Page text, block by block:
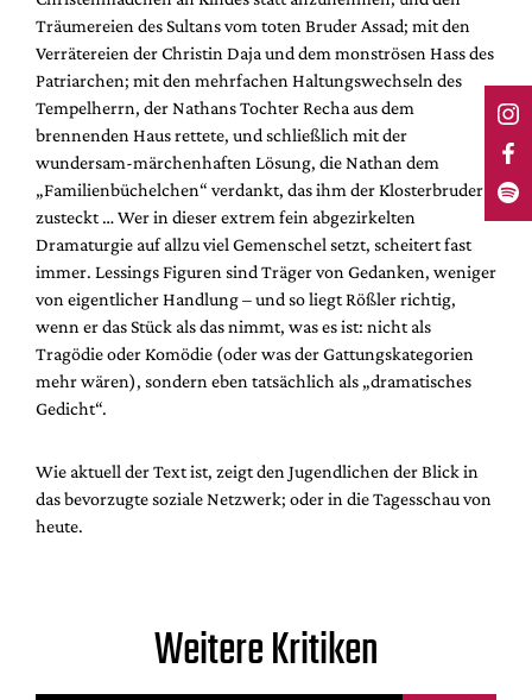
Träumereien des Sultans vom toten Bruder Assad; mit den
Verrätereien der Christin Daja und dem monströsen Hass des
Patriarchen; mit den mehrfachen Haltungswechseln des
Tempelherrn, der Nathans Tochter Recha aus dem
brennenden Haus rettete, und schließlich mit der
wundersam-märchenhaften Lösung, die Nathan dem
„Familienbüchelchen“ verdankt, das ihm der Klosterbruder
zusteckt … Wer in dieser extrem fein abgezirkelten
Dramaturgie auf allzu viel Gemenschel setzt, scheitert fast
immer. Lessings Figuren sind Träger von Gedanken, weniger
von eigentlicher Handlung – und so liegt Rößler richtig,
wenn er das Stück als das nimmt, was es ist: nicht als
Tragödie oder Komödie (oder was der Gattungskategorien
mehr wären), sondern eben tatsächlich als „dramatisches
Gedicht“.
Wie aktuell der Text ist, zeigt den Jugendlichen der Blick in
das bevorzugte soziale Netzwerk; oder in die Tagesschau von
heute.
Weitere Kritiken